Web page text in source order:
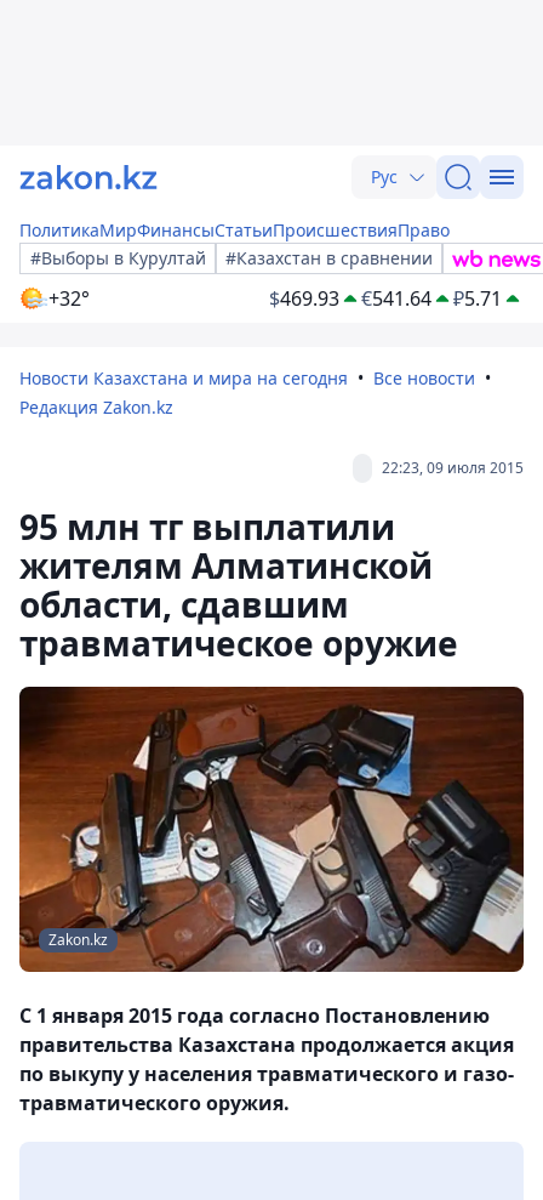
Рус
ПолитикаМирФинансыСтатьиПроисшествияПраво
#Выборы в Курултай
#Казахстан в сравнении
+32° $469.93 €541.64 ₽5.71
Новости Казахстана и мира на сегодня
Все новости
Редакция Zakon.kz
22:23, 09 июля 2015
95 млн тг выплатили
жителям Алматинской
области, сдавшим
травматическое оружие
Zakon.kz
С 1 января 2015 года согласно Постановлению
правительства Казахстана продолжается акция
по выкупу у населения травматического и газо-
травматического оружия.